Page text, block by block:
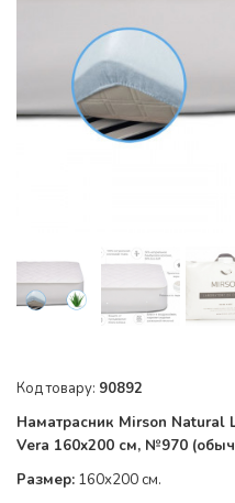
Код товару: 90892
Наматрасник Mirson Natural
Vera 160x200 см, №970
Размер: 160x200 см.